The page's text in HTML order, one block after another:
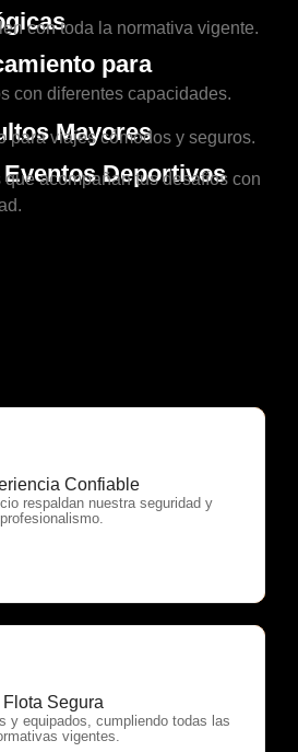
con toda la normativa vigente.
para
con diferentes capacidades.
Mayores
para viajes cómodos y seguros.
Deportivos
acompañan tus desafíos con
Confiable
respaldan nuestra seguridad y
profesionalismo.
Servicios
Flota Segura
y equipados, cumpliendo todas las
vigentes.
Servicios